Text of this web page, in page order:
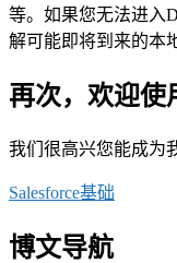
等。如果您无法进入
解可能即将到来的本
再次，欢迎使
我们很高兴您能成为
Salesforce基础
博文导航